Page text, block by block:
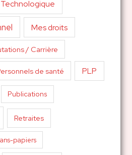
Mes droits
/ Carrière
de santé PLP
Publications
Retraites
papiers